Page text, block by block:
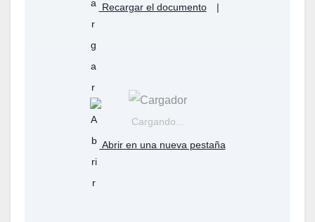
Cargando...
Recargar el documento |
Abrir en una nueva pestaña